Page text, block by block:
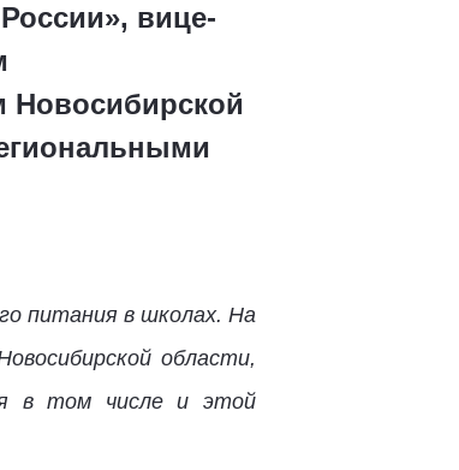
вице-
Новосибирской
питания в школах. На
области,
в том числе и этой